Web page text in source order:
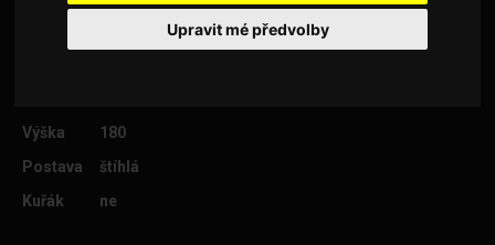
Upravit mé předvolby
Výška
180
Postava
štíhlá
Kuřák
ne